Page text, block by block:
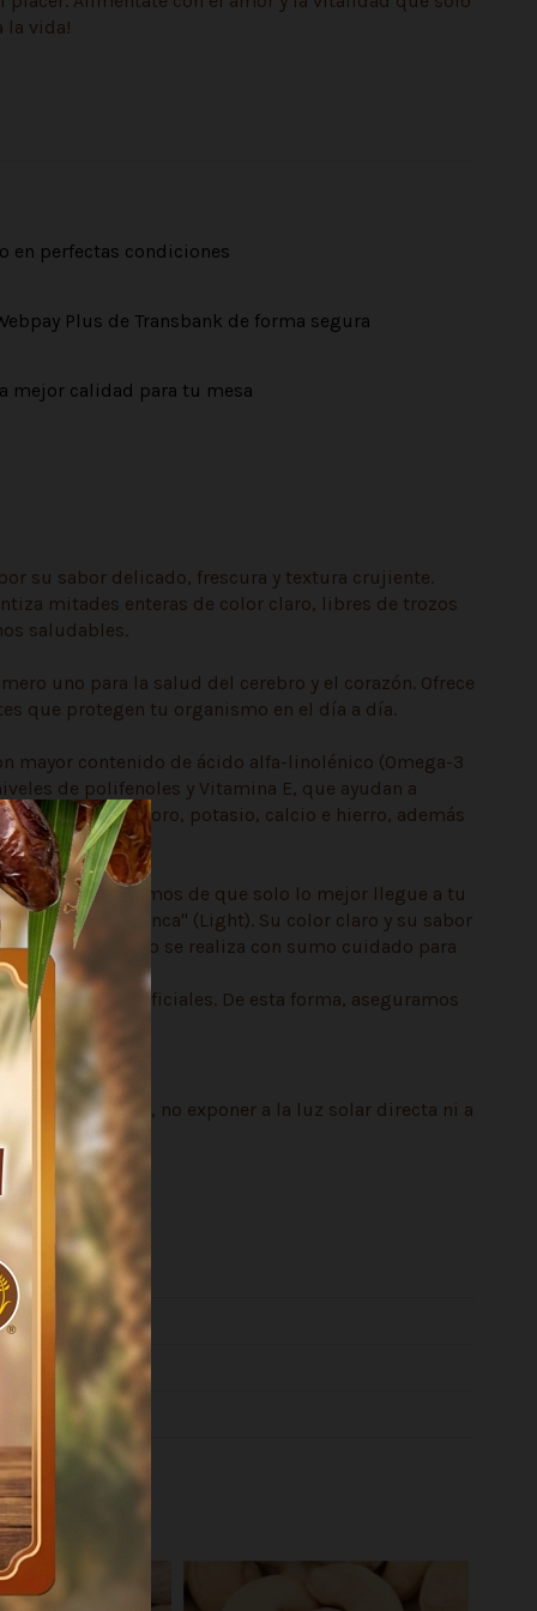
la vida!
en perfectas condiciones
Plus de Transbank de forma segura
mejor calidad para tu mesa
su sabor delicado, frescura y textura crujiente.
mitades enteras de color claro, libres de trozos
saludables.
uno para la salud del cerebro y el corazón. Ofrece
que protegen tu organismo en el día a día.
mayor contenido de ácido alfa-linolénico (Omega-3
de polifenoles y Vitamina E, que ayudan a
nervioso), fósforo, potasio, calcio e hierro, además
nos aseguramos de que solo lo mejor llegue a tu
"Mariposa Blanca" (Light). Su color claro y su sabor
de pelado se realiza con sumo cuidado para
artificiales. De esta forma, aseguramos
frescos y secos, no exponer a la luz solar directa ni a